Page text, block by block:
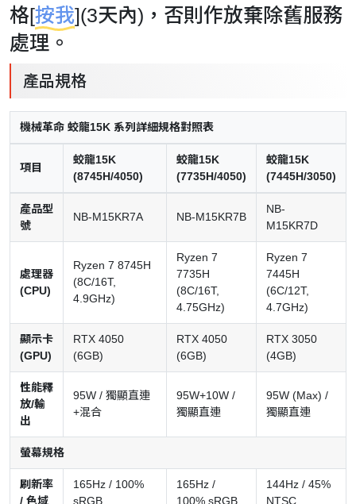
格[按我](3天內)，否則作放棄除舊服務
處理。
產品規格
機械革命 蛟龍15K 系列詳細規格對照表
項目
蛟龍15K
(8745H/4050)
蛟龍15K
(7735H/4050)
蛟龍15K
(7445H/3050)
產品型
號
NB-M15KR7A NB-M15KR7B
NB-
M15KR7D
處理器
(CPU)
Ryzen 7 8745H
(8C/16T,
4.9GHz)
Ryzen 7
7735H
(8C/16T,
4.75GHz)
Ryzen 7
7445H
(6C/12T,
4.7GHz)
顯示卡
(GPU)
RTX 4050
(6GB)
RTX 4050
(6GB)
RTX 3050
(4GB)
性能釋
放/輸
出
95W / 獨顯直連
+混合
95W+10W /
獨顯直連
95W (Max) /
獨顯直連
螢幕規格
刷新率
/ 色域
165Hz / 100%
sRGB
165Hz /
100% sRGB
144Hz / 45%
NTSC